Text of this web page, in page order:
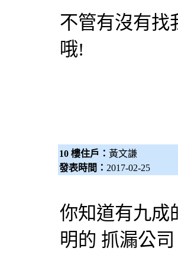
不管有沒有找
哦!
10 樓住戶： 黃文謙
發表時間： 2017-02-25
你知道有九成
明的 抓漏公